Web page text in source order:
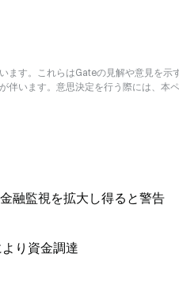
ます。これらはGateの見解や意見を示
伴います。意思決定を行う際には、本
融監視を拡大し得ると警告
り資金調達